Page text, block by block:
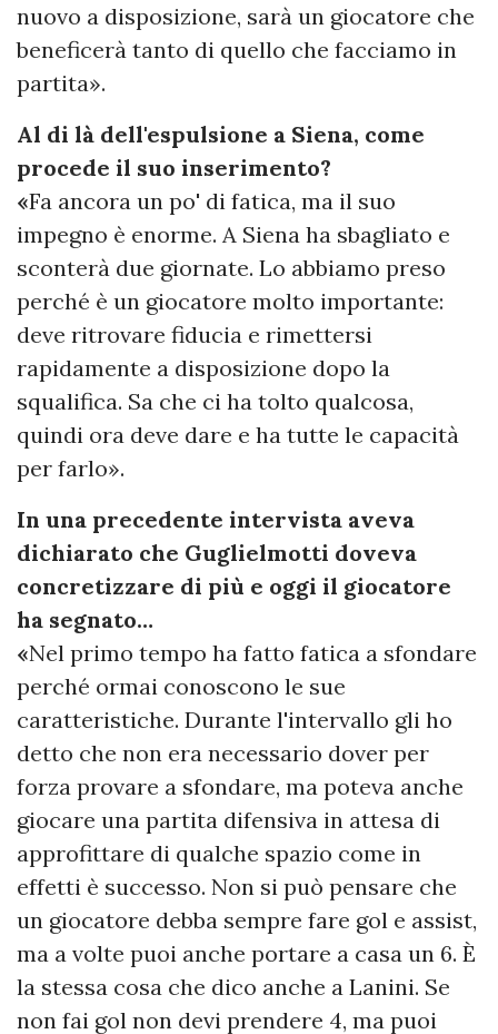
nuovo a disposizione, sarà un giocatore che
beneficerà tanto di quello che facciamo in
partita».
Al di là dell'espulsione a Siena, come
procede il suo inserimento?
«Fa ancora un po' di fatica, ma il suo
impegno è enorme. A Siena ha sbagliato e
sconterà due giornate. Lo abbiamo preso
perché è un giocatore molto importante:
deve ritrovare fiducia e rimettersi
rapidamente a disposizione dopo la
squalifica. Sa che ci ha tolto qualcosa,
quindi ora deve dare e ha tutte le capacità
per farlo».
In una precedente intervista aveva
dichiarato che Guglielmotti doveva
concretizzare di più e oggi il giocatore
ha segnato…
«Nel primo tempo ha fatto fatica a sfondare
perché ormai conoscono le sue
caratteristiche. Durante l'intervallo gli ho
detto che non era necessario dover per
forza provare a sfondare, ma poteva anche
giocare una partita difensiva in attesa di
approfittare di qualche spazio come in
effetti è successo. Non si può pensare che
un giocatore debba sempre fare gol e assist,
ma a volte puoi anche portare a casa un 6. È
la stessa cosa che dico anche a Lanini. Se
non fai gol non devi prendere 4, ma puoi